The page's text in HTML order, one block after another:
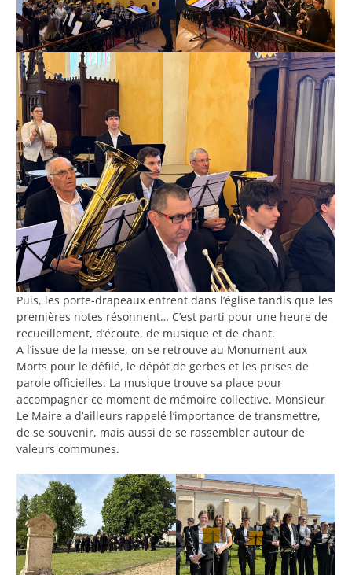
Puis, les porte-drapeaux entrent dans l’église tandis que les
premières notes résonnent… C’est parti pour une heure de
recueillement, d’écoute, de musique et de chant.
A l’issue de la messe, on se retrouve au Monument aux
Morts pour le défilé, le dépôt de gerbes et les prises de
parole officielles. La musique trouve sa place pour
accompagner ce moment de mémoire collective. Monsieur
Le Maire a d’ailleurs rappelé l’importance de transmettre,
de se souvenir, mais aussi de se rassembler autour de
valeurs communes.